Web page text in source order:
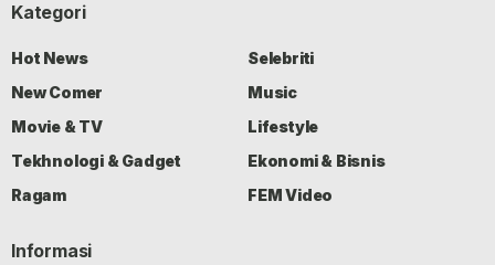
Kategori
Hot News
Selebriti
New Comer
Music
Movie & TV
Lifestyle
Tekhnologi & Gadget
Ekonomi & Bisnis
Ragam
FEM Video
Informasi